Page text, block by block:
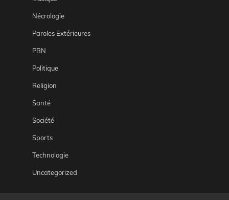
Nécrologie
Paroles Extérieures
PBN
Politique
Religion
Santé
Société
Sports
Technologie
Uncategorized